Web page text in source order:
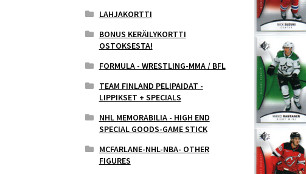
LAHJAKORTTI
BONUS KERÄILYKORTTI
OSTOKSESTA!
FORMULA - WRESTLING-MMA / BFL
TEAM FINLAND PELIPAIDAT -
LIPPIKSET + SPECIALS
NHL MEMORABILIA - HIGH END
SPECIAL GOODS-GAME STICK
MCFARLANE-NHL-NBA- OTHER
FIGURES